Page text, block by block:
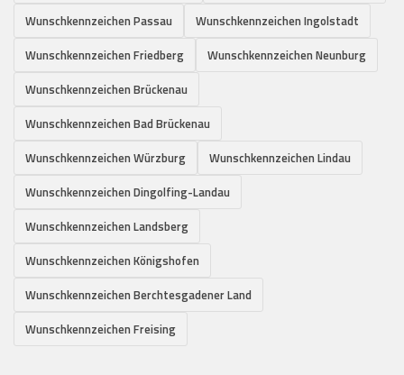
Wunschkennzeichen Passau
Wunschkennzeichen Ingolstadt
Wunschkennzeichen Friedberg
Wunschkennzeichen Neunburg
Wunschkennzeichen Brückenau
Wunschkennzeichen Bad Brückenau
Wunschkennzeichen Würzburg
Wunschkennzeichen Lindau
Wunschkennzeichen Dingolfing-Landau
Wunschkennzeichen Landsberg
Wunschkennzeichen Königshofen
Wunschkennzeichen Berchtesgadener Land
Wunschkennzeichen Freising